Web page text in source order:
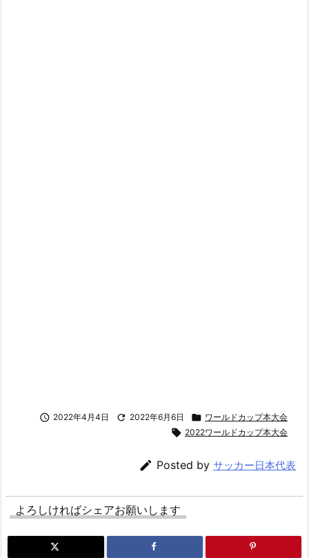
 2022年4月4日  2022年6月6日  ワールドカップ本大会
 2022ワールドカップ本大会
 Posted by サッカー日本代表
よろしければシェアお願いします